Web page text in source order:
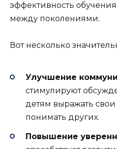
эффективность обучения
между поколениями.
Вот несколько
Улучшение
стимулируют
детям выражать
понимать других.
Повышение